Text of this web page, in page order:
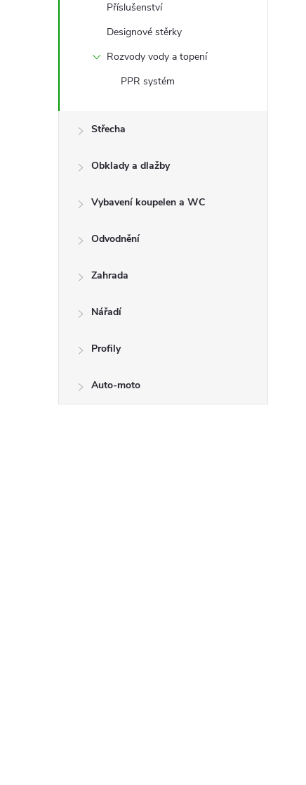
Příslušenství
Designové stěrky
Rozvody vody a topení
PPR systém
Střecha
Obklady a dlažby
Vybavení koupelen a WC
Odvodnění
Zahrada
Nářadí
Profily
Auto-moto